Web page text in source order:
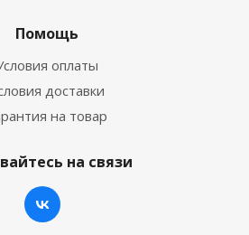
Помощь
оплаты
доставки
на товар
на связи